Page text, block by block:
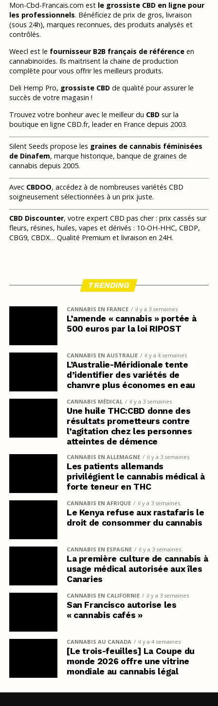
Mon-Cbd-Francais.com est le grossiste CBD en ligne pour
les professionnels. Bénéficiez de prix de gros, livraison
(sous 24h), marques reconnues, des produits analysés et
contrôlés.
Weecl est le fournisseur B2B français de référenceen
cannabinoïdes. Ils maitrisent la chaine de production
complète pour vous offrir les meilleurs produits.
Deli Hemp Pro, grossiste CBDde qualité pour assurer le
succès de votre magasin !
Trouvez votre bonheur avec le meilleur du CBDsur la
boutique en ligne CBD.fr, leader en France depuis 2003.
Silent Seeds propose les graines de cannabis féminisées
de Dinafem, marque historique, banque de graines de
cannabis depuis 2005.
Avec CBDOO, accédez à de nombreuses variétés CBD
soigneusement sélectionnées à un prix juste.
CBD Discounter, votre expert CBD pas cher : prix cassés sur
fleurs, résines, huiles, vapes et dérivés : 10-OH-HHC, CBDP,
CBG9, CBDX… Qualité Premium et livraison en 24H.
TRENDING
CANNABIS EN FRANCE il y a 3 semaines
L’amende « cannabis » portée à
500 euros par la loi RIPOST
CANNABIS EN AUSTRALIE il y a 4 semaines
L’Australie-Méridionale tente
d’identifier des variétés de
chanvre plus économes en eau
CANNABIS MÉDICAL il y a 3 semaines
Une huile THC:CBD donne des
résultats prometteurs contre
l’agitation chez les personnes
atteintes de démence
CANNABIS EN ALLEMAGNE il y a 3 semaines
Les patients allemands
privilégient le cannabis médical à
forte teneur en THC
CANNABIS EN AFRIQUE il y a 3 semaines
Le Kenya refuse aux rastafaris le
droit de consommer du cannabis
CANNABIS EN ESPAGNE il y a 3 semaines
La première culture de cannabis à
usage médical autorisée aux îles
Canaries
CANNABIS EN CALIFORNIE il y a 3 semaines
San Francisco autorise les
« cannabis cafés »
CANNABIS AU CANADA il y a 4 semaines
[Le trois-feuilles] La Coupe du
monde 2026 offre une vitrine
mondiale au cannabis légal